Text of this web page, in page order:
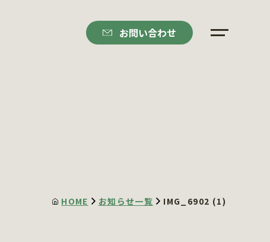
お問い合わせ
HOME お知らせ一覧 IMG_6902 (1)